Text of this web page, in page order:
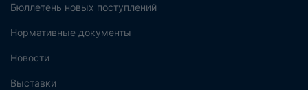
Бюллетень новых поступлений
Нормативные документы
Новости
Выставки